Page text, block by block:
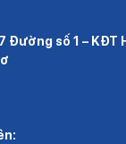
Đường số 1 – KĐT